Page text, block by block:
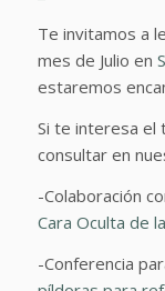
Te invitamos a
mes de Julio en
estaremos
Si te interesa el
consultar en
-Colaboración
Cara Oculta de
-Conferencia